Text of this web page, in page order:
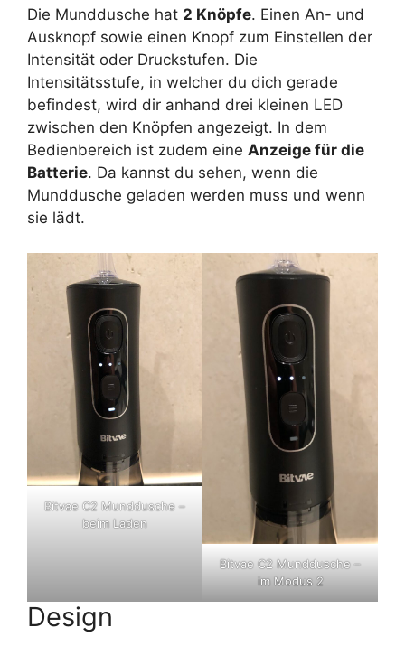
Die Munddusche hat 2 Knöpfe. Einen An- und
Ausknopf sowie einen Knopf zum Einstellen der
Intensität oder Druckstufen. Die
Intensitätsstufe, in welcher du dich gerade
befindest, wird dir anhand drei kleinen LED
zwischen den Knöpfen angezeigt. In dem
Bedienbereich ist zudem eine Anzeige für die
Batterie. Da kannst du sehen, wenn die
Munddusche geladen werden muss und wenn
sie lädt.
Bitvae C2 Munddusche –
beim Laden
Bitvae C2 Munddusche –
im Modus 2
Design